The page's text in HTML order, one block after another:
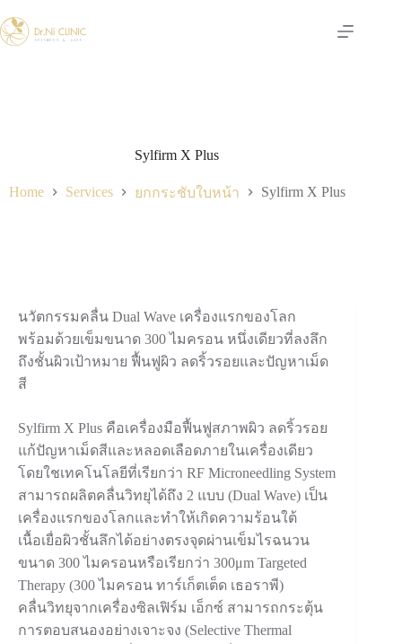
to
content
Sylfirm X Plus
Home Services ยกกระชับใบหน้า Sylfirm X Plus
นวัตกรรมคลื่น Dual Wave เครื่องแรกของโลก
พร้อมด้วยเข็มขนาด 300 ไมครอน หนึ่งเดียวที่ลงลึก
ถึงชั้นผิวเป้าหมาย ฟื้นฟูผิว ลดริ้วรอยและปัญหาเม็ด
สี
Sylfirm X Plus คือเครื่องมือฟื้นฟูสภาพผิว ลดริ้วรอย
แก้ปัญหาเม็ดสีและหลอดเลือดภายในเครื่องเดียว
โดยใชเทคโนโลยีที่เรียกว่า RF Microneedling System
สามารถผลิตคลื่นวิทยุได้ถึง 2 แบบ (Dual Wave) เป็น
เครื่องแรกของโลกและทําให้เกิดความร้อนใต้
เนื้อเยื่อผิวชั้นลึกได้อย่างตรงจุดผ่านเข็มไรฉนวน
ขนาด 300 ไมครอนหรือเรียกว่า 300μm Targeted
Therapy (300 ไมครอน ทาร์เก็ตเต็ด เธอราพี)
คลื่นวิทยุจากเครื่องซิลเฟิร์ม เอ็กซ์ สามารถกระตุ้น
การตอบสนองอย่างเจาะจง (Selective Thermal